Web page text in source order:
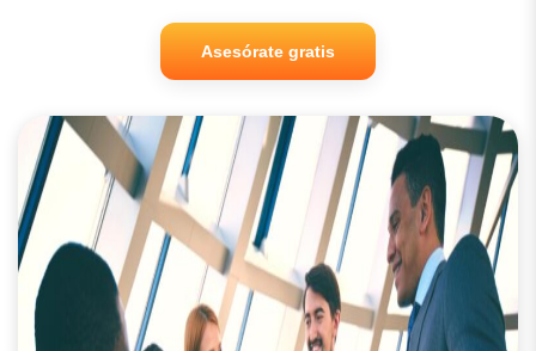
Asesórate gratis